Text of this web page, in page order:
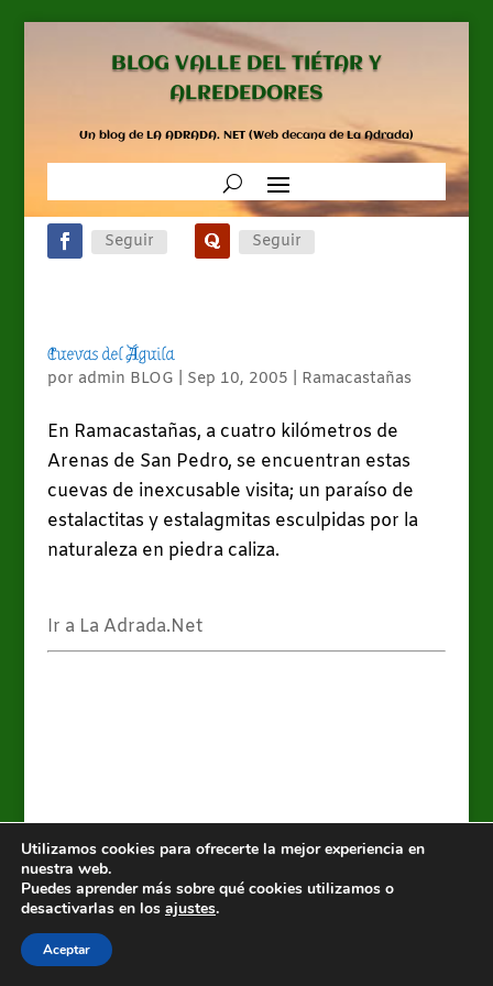
BLOG VALLE DEL TIÉTAR Y
ALREDEDORES
Un blog de LA ADRADA. NET (Web decana de La Adrada)
Seguir Seguir
Cuevas del Águila
por admin BLOG Sep 10, 2005 Ramacastañas
En Ramacastañas, a cuatro kilómetros de
Arenas de San Pedro, se encuentran estas
cuevas de inexcusable visita; un paraíso de
estalactitas y estalagmitas esculpidas por la
naturaleza en piedra caliza.
Ir a La Adrada.Net
Valle del Tiétar y alrededores, es un blog de
Adrada.Net
Autor: José Antonio D. Rodríguez Rodríguez
Utilizamos cookies para ofrecerte la mejor experiencia en
nuestra web.
Puedes aprender más sobre qué cookies utilizamos o
desactivarlas en los ajustes.
Aceptar